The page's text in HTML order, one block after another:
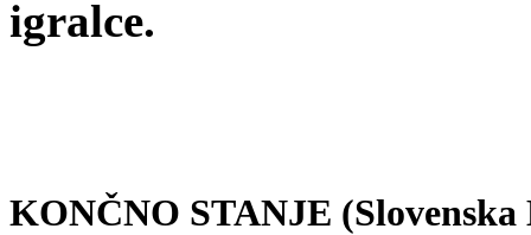
igralce.
KONČNO STANJE (Slovenska